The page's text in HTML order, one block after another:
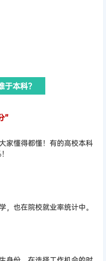
于本科？
”
家懂得都懂！有的高校本科
，也在院校就业率统计中。